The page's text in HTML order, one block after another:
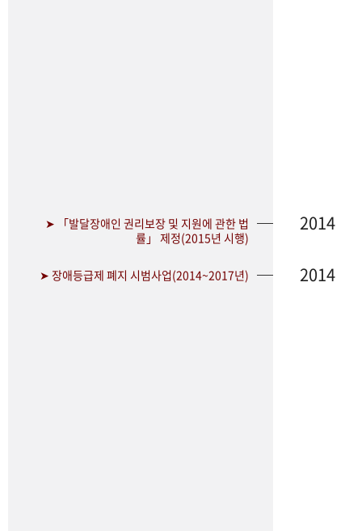
➤ 「발달장애인 권리보장 및 지원에 관한 법
률」 제정(2015년 시행)
2014
➤ 장애등급제 폐지 시범사업(2014~2017년) 2014